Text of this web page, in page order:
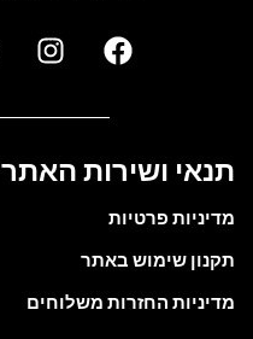
תנאי ושירות האתר
מדיניות פרטיות
תקנון שימוש באתר
מדיניות החזרות משלוחים